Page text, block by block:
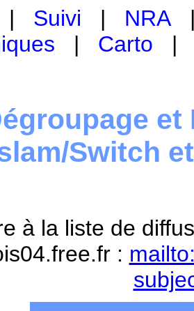
Suivi | NRA
| Carto
et
Switch
à la liste de
: